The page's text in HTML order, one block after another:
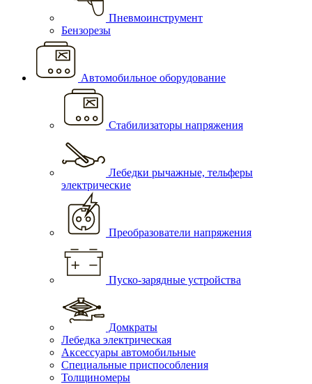
Пневмоинструмент
Бензорезы
Автомобильное оборудование
Стабилизаторы напряжения
Лебедки рычажные, тельферы
электрические
Преобразователи напряжения
Пуско-зарядные устройства
Домкраты
Лебедка электрическая
Аксессуары автомобильные
Специальные приспособления
Толщиномеры